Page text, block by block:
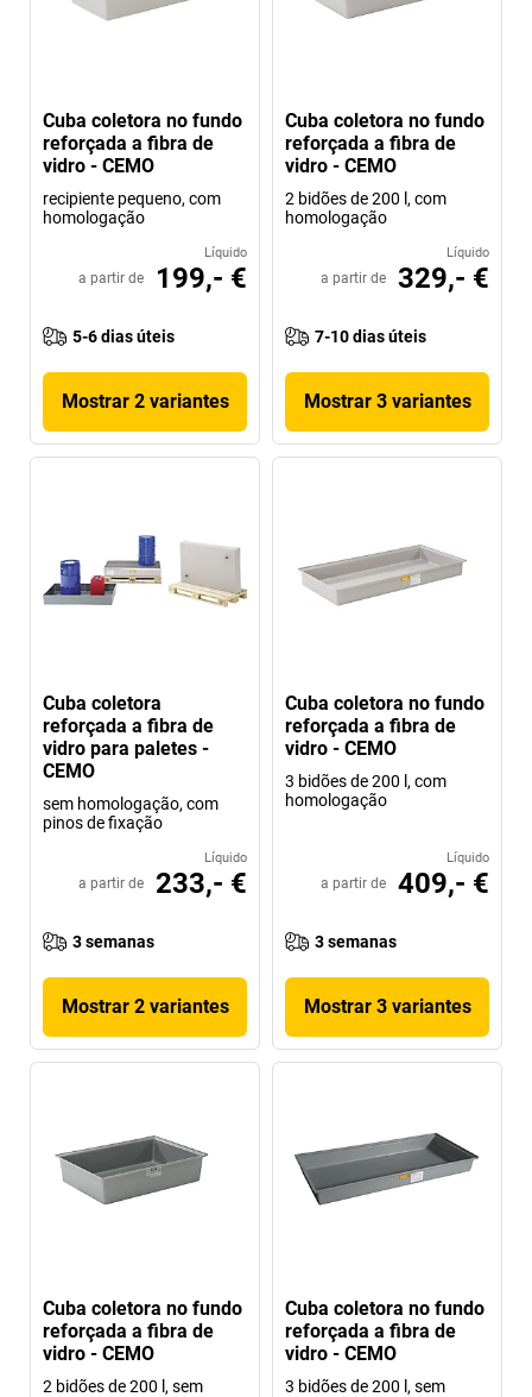
Cuba coletora no fundo
reforçada a fibra de
vidro - CEMO
recipiente pequeno, com
homologação
Líquido
a partir de 199,- €
5-6 dias úteis
Mostrar 2 variantes
Cuba coletora no fundo
reforçada a fibra de
vidro - CEMO
2 bidões de 200 l, com
homologação
Líquido
a partir de 329,- €
7-10 dias úteis
Mostrar 3 variantes
Cuba coletora
reforçada a fibra de
vidro para paletes -
CEMO
sem homologação, com
pinos de fixação
Líquido
a partir de 233,- €
3 semanas
Mostrar 2 variantes
Cuba coletora no fundo
reforçada a fibra de
vidro - CEMO
3 bidões de 200 l, com
homologação
Líquido
a partir de 409,- €
3 semanas
Mostrar 3 variantes
Cuba coletora no fundo
reforçada a fibra de
vidro - CEMO
2 bidões de 200 l, sem
Cuba coletora no fundo
reforçada a fibra de
vidro - CEMO
3 bidões de 200 l, sem